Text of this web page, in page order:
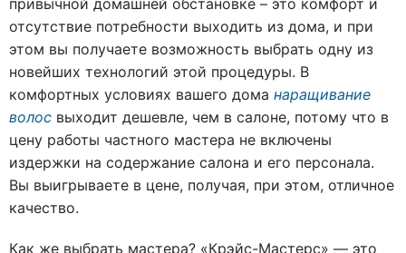
привычной домашней обстановке – это комфорт и
отсутствие потребности выходить из дома, и при
этом вы получаете возможность выбрать одну из
новейших технологий этой процедуры. В
комфортных условиях вашего дома наращивание
волос выходит дешевле, чем в салоне, потому что в
цену работы частного мастера не включены
издержки на содержание салона и его персонала.
Вы выигрываете в цене, получая, при этом, отличное
качество.
Как же выбрать мастера? «Крэйс-Мастерс» — это